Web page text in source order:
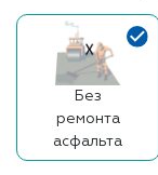
Без
ремонта
асфальта